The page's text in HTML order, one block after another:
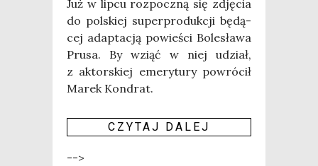
Już w lip­cu roz­pocz­ną się zdję­cia
do pol­skiej super­pro­duk­cji będą­
cej adap­ta­cją powie­ści Bole­sła­wa
Pru­sa. By wziąć w niej udział,
z aktor­skiej eme­ry­tu­ry powró­cił
Marek Kondrat.
CZY­TAJ DALEJ
-->